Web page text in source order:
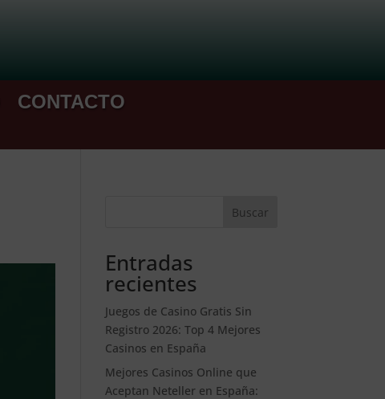
CONTACTO
Buscar
Entradas
recientes
Juegos de Casino Gratis Sin
Registro 2026: Top 4 Mejores
Casinos en España
Mejores Casinos Online que
Aceptan Neteller en España: